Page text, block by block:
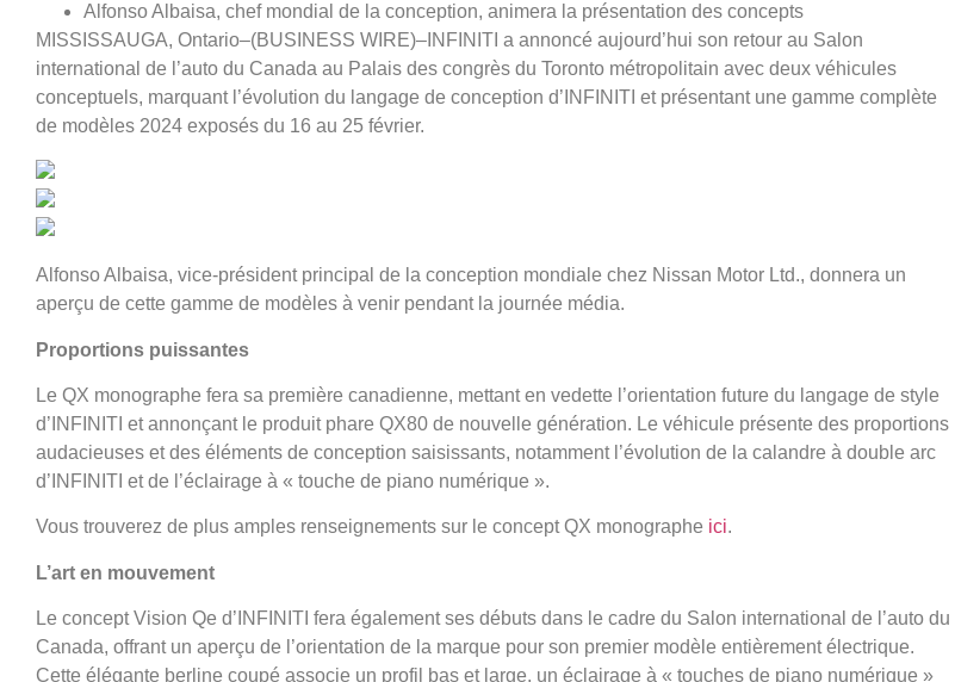
Alfonso Albaisa, chef mondial de la conception, animera la présentation des concepts
MISSISSAUGA, Ontario–(BUSINESS WIRE)–INFINITI a annoncé aujourd’hui son retour au Salon
international de l’auto du Canada au Palais des congrès du Toronto métropolitain avec deux véhicules
conceptuels, marquant l’évolution du langage de conception d’INFINITI et présentant une gamme complète
de modèles 2024 exposés du 16 au 25 février.
Alfonso Albaisa, vice-président principal de la conception mondiale chez Nissan Motor Ltd., donnera un
aperçu de cette gamme de modèles à venir pendant la journée média.
Proportions puissantes
Le QX monographe fera sa première canadienne, mettant en vedette l’orientation future du langage de style
d’INFINITI et annonçant le produit phare QX80 de nouvelle génération. Le véhicule présente des proportions
audacieuses et des éléments de conception saisissants, notamment l’évolution de la calandre à double arc
d’INFINITI et de l’éclairage à « touche de piano numérique ».
Vous trouverez de plus amples renseignements sur le concept QX monographe ici.
L’art en mouvement
Le concept Vision Qe d’INFINITI fera également ses débuts dans le cadre du Salon international de l’auto du
Canada, offrant un aperçu de l’orientation de la marque pour son premier modèle entièrement électrique.
Cette élégante berline coupé associe un profil bas et large, un éclairage à « touches de piano numérique »